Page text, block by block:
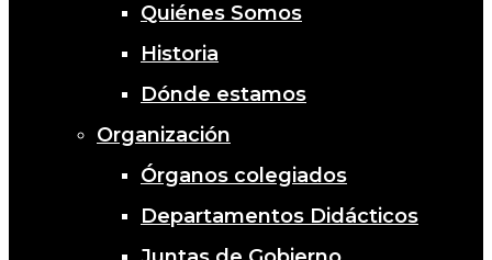
Quiénes Somos
Historia
Dónde estamos
Organización
Órganos colegiados
Departamentos Didácticos